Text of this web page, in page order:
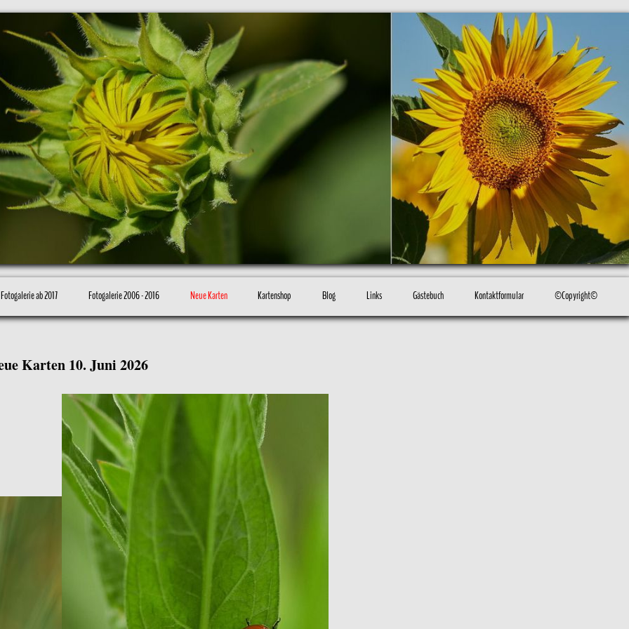
Fotogalerie ab 2017 Fotogalerie 2006 - 2016 Neue Karten Kartenshop Blog Links Gästebuch Kontaktformular ©Copyright©
Karten 10. Juni 2026